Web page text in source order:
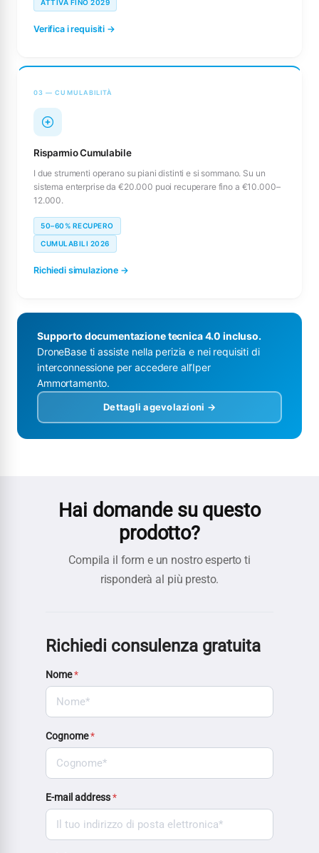
ATTIVA FINO 2029
Verifica i requisiti →
03 — CUMULABILITÀ
Risparmio Cumulabile
I due strumenti operano su piani distinti e si sommano. Su un
sistema enterprise da €20.000 puoi recuperare fino a €10.000–
12.000.
50–60% RECUPERO
CUMULABILI 2026
Richiedi simulazione →
Supporto documentazione tecnica 4.0 incluso.
DroneBase ti assiste nella perizia e nei requisiti di
interconnessione per accedere all’Iper
Ammortamento.
Dettagli agevolazioni →
Hai domande su questo
prodotto?
Compila il form e un nostro esperto ti
risponderà al più presto.
Richiedi consulenza gratuita
Nome*
Cognome*
E-mail address*